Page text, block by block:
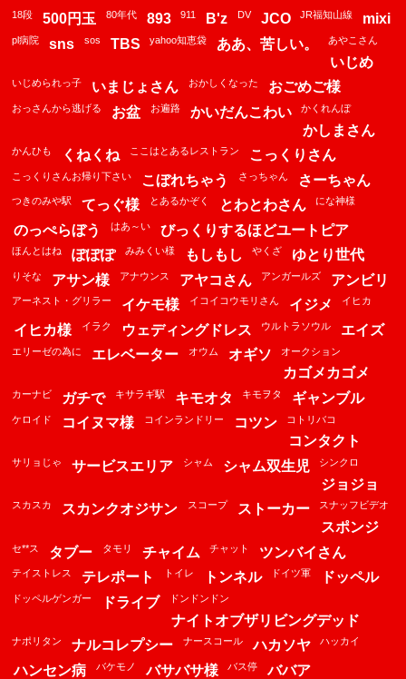
18段 500円玉 80年代 893 911 B'z DV JCO JR福知山線 mixi
pl病院 sns sos TBS yahoo知恵袋 ああ、苦しい。 あやこさん
いじめ
いじめられっ子 いまじょさん おかしくなった おごめご様
おっさんから逃げる お盆 お遍路 かいだんこわい かくれんぼ
かしまさん
かんひも くねくね ここはとあるレストラン こっくりさん
こっくりさんお帰り下さい こぼれちゃう さっちゃん さーちゃん
つきのみや駅 てっぐ様 とあるかぞく とわとわさん にな神様
のっぺらぼう はあ～い びっくりするほどユートピア
ほんとはね ぽぽぽ みみくい様 もしもし やくざ ゆとり世代
りそな アサン様 アナウンス アヤコさん アンガールズ アンビリ
アーネスト・グリラー イケモ様 イコイコウモリさん イジメ イヒカ
イヒカ様 イラク ウェディングドレス ウルトラソウル エイズ
エリーゼの為に エレベーター オウム オギソ オークション
カゴメカゴメ
カーナビ ガチで キサラギ駅 キモオタ キモヲタ ギャンブル
ケロイド コイヌマ様 コインランドリー コツン コトリバコ
コンタクト
サリョじゃ サービスエリア シャム シャム双生児 シンクロ
ジョジョ
スカスカ スカンクオジサン スコープ ストーカー スナッフビデオ
スポンジ
セ**ス タブー タモリ チャイム チャット ツンバイさん
テイストレス テレポート トイレ トンネル ドイツ軍 ドッペル
ドッペルゲンガー ドライブ ドンドンドン
ナイトオブザリビングデッド
ナポリタン ナルコレプシー ナースコール ハカソヤ ハッカイ
ハンセン病 バケモノ バサバサ様 バス停 ババア